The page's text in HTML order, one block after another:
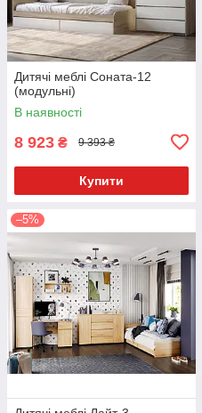
Дитячі меблі Соната-12
(модульні)
В наявності
8 923 ₴ 9 393 ₴
Купити
–5%